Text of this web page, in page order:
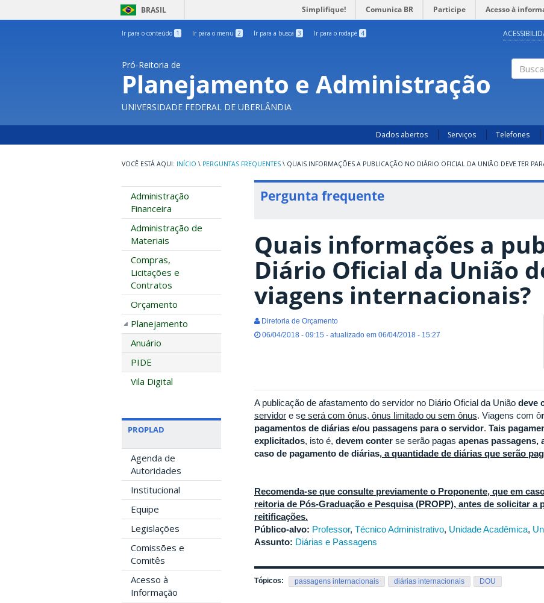
BRASIL Simplifique! Comunica BR Participe Acesso à
Ir para o conteúdo 1 Ir para o menu 2 Ir para a busca 3 Ir para o rodapé 4
Pró-Reitoria de
Planejamento e Administração
UNIVERSIDADE FEDERAL DE UBERLÂNDIA
Dados abertos Serviços Telefones
INÍCIO \ PERGUNTAS FREQUENTES \ QUAIS INFORMAÇÕES A PUBLICAÇÃO NO DIÁRIO OFICIAL DA UNIÃO DEVE TER
Administração
Financeira
Administração de
Materiais
Compras,
Licitações e
Contratos
Orçamento
Planejamento
Anuário
PIDE
Vila Digital
PROPLAD
Agenda de
Autoridades
Institucional
Equipe
Legislações
Comissões e
Comitês
Acesso à
Informação
Pergunta frequente
Quais informações a
Diário Oficial da União
viagens internacionais?
Diretoria de Orçamento
06/04/2018 - 09:15 - atualizado em 06/04/2018 - 15:27
A publicação de afastamento do servidor no Diário Oficial da União deve
servidor e se será com ônus, ônus limitado ou sem ônus. Viagens com ô
pagamentos de diárias e/ou passagens para o servidor. Tais
explicitados, isto é, devem conter se serão pagas apenas passagens,
caso de pagamento de diárias, a quantidade de diárias que serão
Recomenda-se que consulte previamente o Proponente, que em
reitoria de Pós-Graduação e Pesquisa (PROPP), antes de solicitar a
reitificações.
Público-alvo: Professor, Técnico Administrativo, Unidade Acadêmica,
Assunto: Diárias e Passagens
Tópicos: passagens internacionais diárias internacionais DOU